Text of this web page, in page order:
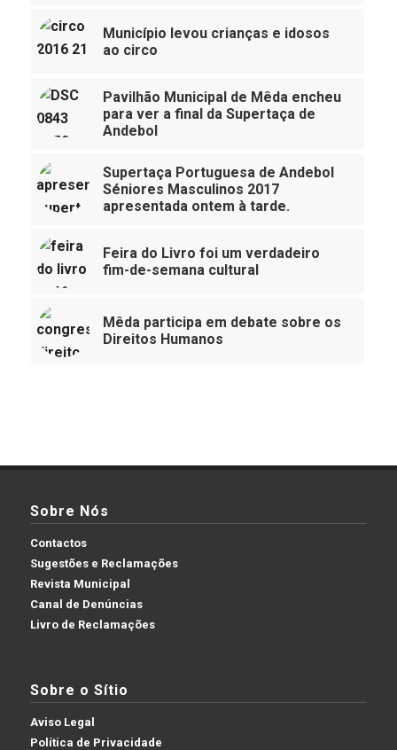
Município levou crianças e idosos
ao circo
Pavilhão Municipal de Mêda encheu
para ver a final da Supertaça de
Andebol
Supertaça Portuguesa de Andebol
Séniores Masculinos 2017
apresentada ontem à tarde.
Feira do Livro foi um verdadeiro
fim-de-semana cultural
Mêda participa em debate sobre os
Direitos Humanos
Sobre Nós
Contactos
Sugestões e Reclamações
Revista Municipal
Canal de Denúncias
Livro de Reclamações
Sobre o Sítio
Aviso Legal
Política de Privacidade